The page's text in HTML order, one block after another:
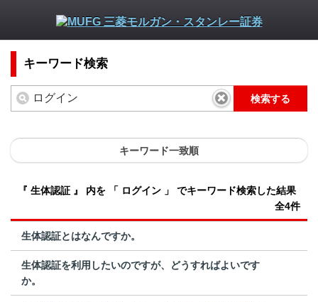
キーワード検索
検索する
キーワード一致順
『 生体認証 』 内を 「 ログイン 」 でキーワード検索した結果
全4件
生体認証とはなんですか。
生体認証を利用したいのですが、どうすればよいです
か。